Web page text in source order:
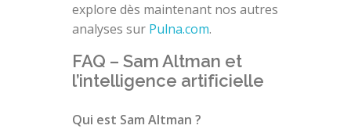
explore dès maintenant nos autres
analyses sur Pulna.com.
FAQ – Sam Altman et
l’intelligence artificielle
Qui est Sam Altman ?